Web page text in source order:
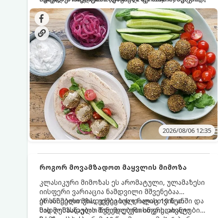
სალათებთან ერთად ან ტახინის (სესამის)
სოუსთან მირთმევისთვის.
იდეალურად შეინარჩუნოს და არ დაიშალოს.
დრო: 10–15 წუთი ულუფა: 20–24 ცალი ბურთულა
(4–6 პორცია)
2026/08/06 12:35
როგორ მოვამზადოთ მაყვლის მიმოზა
კლასიკური მიმოზას ეს არომატული, ულამაზესი
იისფერი ვარიაცია ნამდვილი მშვენებაა
ბრანჩებისთვის, უქმეების დილისთვის ან
სადღესასწაულო წვეულებებისთვის. ახალი
ეს სასმელი მზადდება სულ რაღაც 10 წუთში და
მის მომზადებას მინიმალური ინგრედიენტები